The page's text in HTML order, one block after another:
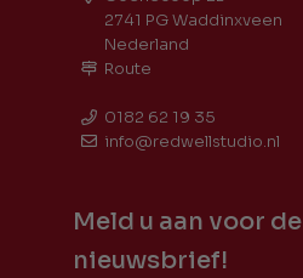
2741 PG Waddinxveen
Nederland
Route
0182 62 19 35
info@redwellstudio.nl
Meld u aan voor de
nieuwsbrief!